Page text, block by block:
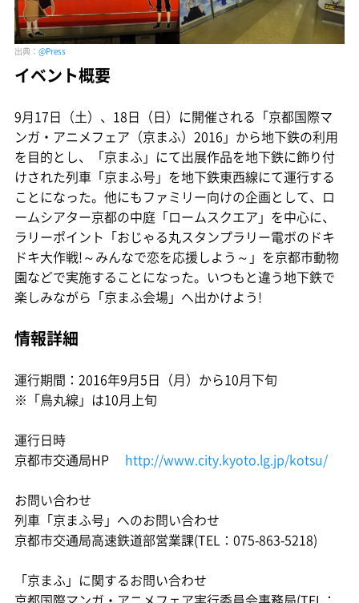
出典： @Press
イベント概要
9月17日（土）、18日（日）に開催される「京都国際マ
ンガ・アニメフェア（京まふ）2016」から地下鉄の利用
を目的とし、「京まふ」にて出展作品を地下鉄に飾り付
けされた列車「京まふ号」を地下鉄東西線にて運行する
ことになった。他にもファミリー向けの企画として、ロ
ームシアター京都の中庭「ロームスクエア」を中心に、
ラリーポイント「おじゃる丸スタンプラリー電ボのドキ
ドキ大作戦!～みんなで恋を応援しよう～」を京都市動物
園などで実施することになった。いつもと違う地下鉄で
楽しみながら「京まふ会場」へ出かけよう!
情報詳細
運行期間：2016年9月5日（月）から10月下旬
※「鳥丸線」は10月上旬
運行日時
京都市交通局HP http://www.city.kyoto.lg.jp/kotsu/
お問い合わせ
列車「京まふ号」へのお問い合わせ
京都市交通局高速鉄道部営業課(TEL：075-863-5218)
「京まふ」に関するお問い合わせ